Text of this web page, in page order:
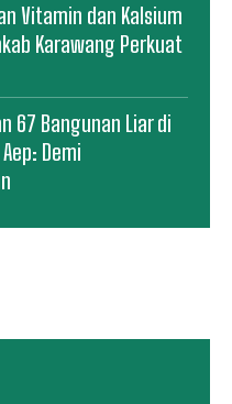
Vitamin dan Kalsium
Karawang Perkuat
67 Bangunan Liar di
Demi